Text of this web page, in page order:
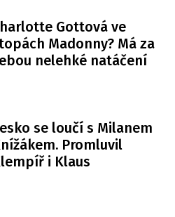
Gottová ve
Madonny? Má za
nelehké natáčení
se loučí s Milanem
Promluvil
i Klaus